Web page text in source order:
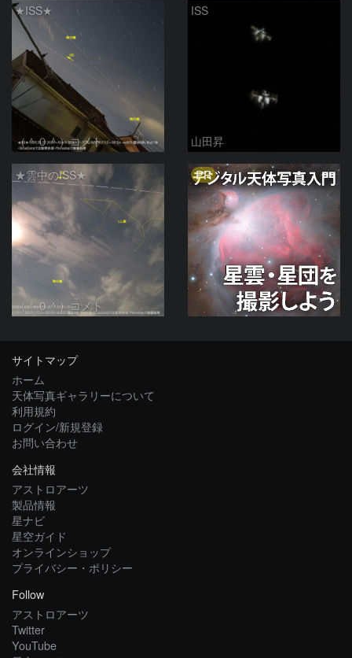
★ISS★
（＾０＾）コメト
ISS
山田昇
★雲中のISS★
（＾０＾）コメト
PR
サイトマップ
ホーム
天体写真ギャラリーについて
利用規約
ログイン/新規登録
お問い合わせ
会社情報
アストロアーツ
製品情報
星ナビ
星空ガイド
オンラインショップ
プライバシー・ポリシー
Follow
アストロアーツ
Twitter
YouTube